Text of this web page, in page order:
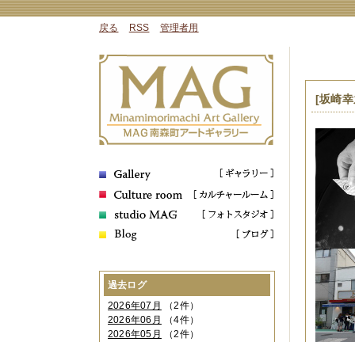
戻る RSS 管理者用
[坂崎
過去ログ
2026年07月
（2件）
2026年06月
（4件）
2026年05月
（2件）